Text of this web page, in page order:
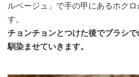
ルベージュ」で手の甲にあるホク
す。
チョンチョンとつけた後でブラシ
馴染ませていきます。